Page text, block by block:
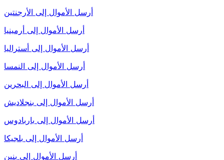
أرسل الأموال إلى الأرجنتين
أرسل الأموال إلى أرمينيا
أرسل الأموال إلى أستراليا
أرسل الأموال إلى النمسا
أرسل الأموال إلى البحرين
أرسل الأموال إلى بنجلاديش
أرسل الأموال إلى باربادوس
أرسل الأموال إلى بلجيكا
أرسل الأموال إلى بنين